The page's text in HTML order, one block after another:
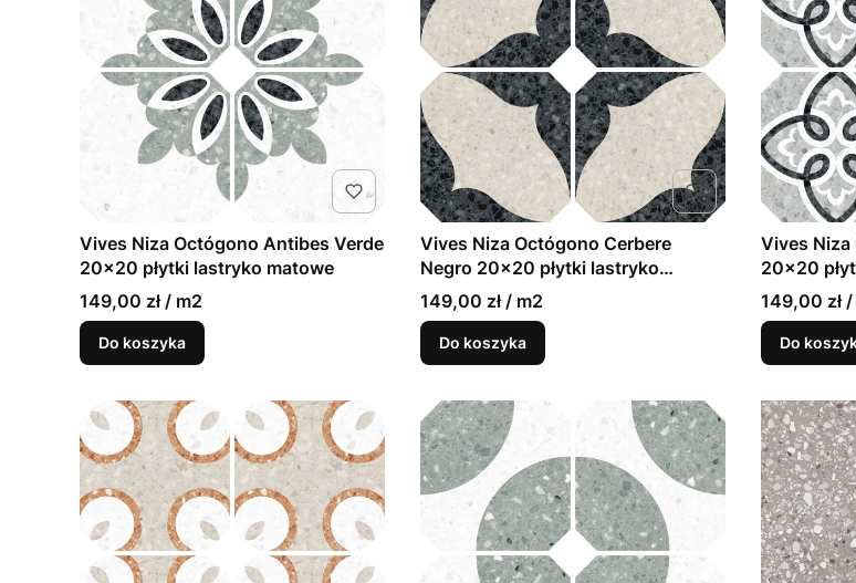
Vives Niza Octógono Antibes Verde
20x20 płytki lastryko matowe
149,00 zł / m2
Do koszyka
Vives Niza Octógono Cerbere
Negro 20x20 płytki lastryko
matowe
149,00 zł / m2
Do koszyka
Vives Niza
20x20
149,00 zł /
Do